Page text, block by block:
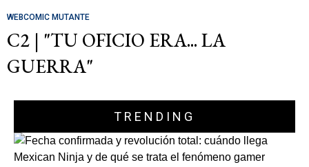
WEBCOMIC MUTANTE
C2 | "TU OFICIO ERA... LA
GUERRA"
TRENDING